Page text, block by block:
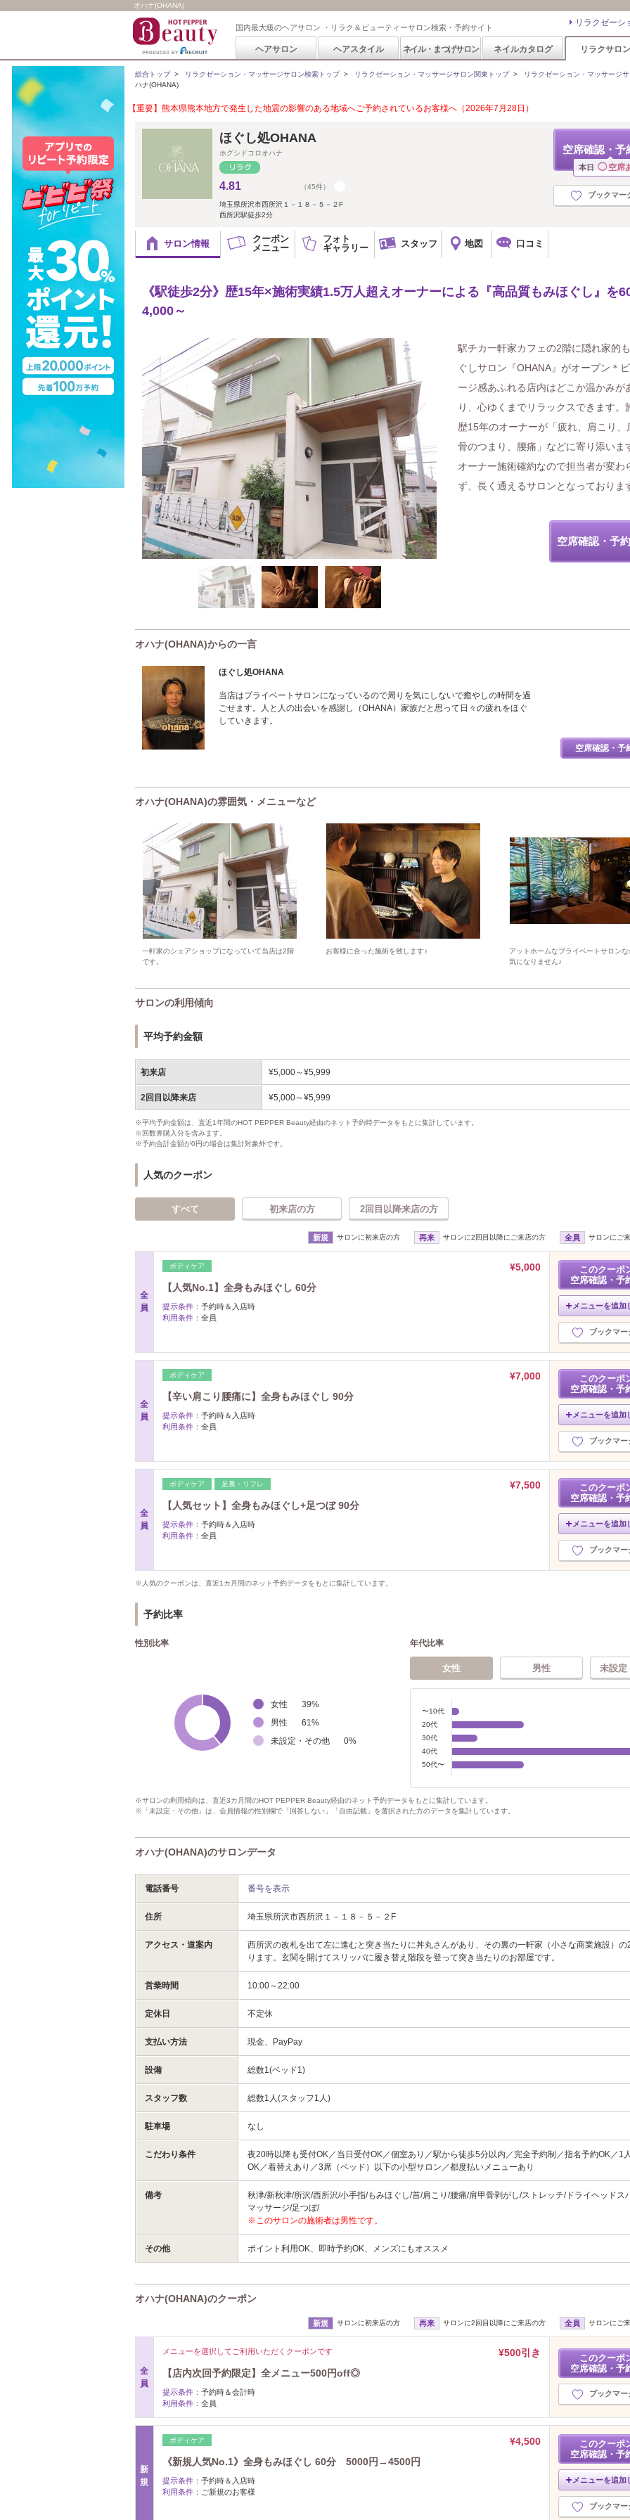
オハナ(OHANA)
国内最大級のヘアサロン ・リラク＆ビューティーサロン検索・予約サイト リラクゼーシ
ヘアサロン ヘアスタイル ネイル・まつげサロン ネイルカタログ リラクサロン
総合トップ> リラクゼーション・マッサージサロン検索トップ> リラクゼーション・マッサージサロン関東トップ>
リラクゼーション・マッサージ
ハナ(OHANA)
【重要】熊本県熊本地方で発生した地震の影響のある地域へご予約されているお客様へ（2026年7月28日）
空席確認・予
本日 ◯ 空席
ブックマー
ほぐし処OHANA
ホグシドコロオハナ
4.81 （45件）
埼玉県所沢市西所沢１－１８－５－２F
西所沢駅徒歩2分
サロン情報
クーポン
メニュー
フォト
ギャラリー
スタッフ 地図 口コミ
《駅徒歩2分》歴15年×施術実績1.5万人超えオーナーによる『高品質もみほぐし』を
4,000～
駅チカ一軒家カフェの2階に隠れ家的
ぐしサロン『OHANA』がオープン＊
ージ感あふれる店内はどこか温かみが
り、心ゆくまでリラックスできます。
歴15年のオーナーが「疲れ、肩こり、
骨のつまり、腰痛」などに寄り添いま
オーナー施術確約なので担当者が変わ
ず、長く通えるサロンとなっておりま
空席確認・予
オハナ(OHANA)からの一言
ほぐし処OHANA
当店はプライベートサロンになっているので周りを気にしないで癒やしの時間を過
ごせます。人と人の出会いを感謝し（OHANA）家族だと思って日々の疲れをほぐ
していきます。
空席確認・予
オハナ(OHANA)の雰囲気・メニューなど
一軒家のシェアショップになっていて当店は2階
です。
お客様に合った施術を致します♪
アットホームなプライベートサロン
気になりません♪
サロンの利用傾向
平均予約金額
初来店 ¥5,000～¥5,999
2回目以降来店 ¥5,000～¥5,999
※平均予約金額は、直近1年間のHOT PEPPER Beauty経由のネット予約時データをもとに集計しています。
※回数券購入分を含みます。
※予約合計金額が0円の場合は集計対象外です。
人気のクーポン
すべて 初来店の方 2回目以降来店の方
新規 サロンに初来店の方 再来 サロンに2回目以降にご来店の方 全員 サロンにご
全
員
ボディケア
¥5,000
【人気No.1】全身もみほぐし 60分
提示条件： 予約時＆入店時
利用条件： 全員
このクーポ
空席確認・予
メニューを追加
ブックマー
全
員
ボディケア
¥7,000
【辛い肩こり腰痛に】全身もみほぐし 90分
提示条件： 予約時＆入店時
利用条件： 全員
このクーポ
空席確認・予
メニューを追加
ブックマー
全
員
ボディケア 足裏・リフレ
¥7,500
【人気セット】全身もみほぐし+足つぼ 90分
提示条件： 予約時＆入店時
利用条件： 全員
このクーポ
空席確認・予
メニューを追加
ブックマー
※人気のクーポンは、直近1カ月間のネット予約データをもとに集計しています。
予約比率
性別比率
女性 39%
男性
61 %
未設定・その他
0%
年代比率
女性 男性 未設定
〜10代
20代
30代
40代
50代〜
※サロンの利用傾向は、直近3カ月間のHOT PEPPER Beauty経由のネット予約データをもとに集計しています。
※「未設定・その他」は、会員情報の性別欄で「回答しない」「自由記載」を選択された方のデータを集計しています。
オハナ(OHANA)のサロンデータ
電話番号 番号を表示
住所 埼玉県所沢市西所沢１－１８－５－２F
アクセス・道案内
西所沢の改札を出て左に進むと突き当たりに丼丸さんがあり、その裏の一軒家（小さな商業施設）の
ります。玄関を開けてスリッパに履き替え階段を登って突き当たりのお部屋です。
営業時間 10:00～22:00
定休日 不定休
支払い方法 現金、PayPay
設備 総数1(ベッド1)
スタッフ数 総数1人(スタッフ1人)
駐車場 なし
こだわり条件
夜20時以降も受付OK／当日受付OK／個室あり／駅から徒歩5分以内／完全予約制／指名予約OK／1
OK／着替えあり／3席（ベッド）以下の小型サロン／都度払いメニューあり
備考
秋津/新秋津/所沢/西所沢/小手指/もみほぐし/首/肩こり/腰痛/肩甲骨剥がし/ストレッチ/ドライヘッドス
マッサージ/足つぼ/
※このサロンの施術者は男性です。
その他 ポイント利用OK、即時予約OK、メンズにもオススメ
オハナ(OHANA)のクーポン
新規 サロンに初来店の方 再来 サロンに2回目以降にご来店の方 全員 サロンにご
全
員
メニューを選択してご利用いただくクーポンです
¥500引き
【店内次回予約限定】全メニュー500円off◎
提示条件： 予約時＆会計時
利用条件： 全員
このクーポ
空席確認・予
ブックマー
新
規
ボディケア
¥4,500
《新規人気No.1》全身もみほぐし 60分 5000円→4500円
提示条件： 予約時＆入店時
利用条件： ご新規のお客様
このクーポ
空席確認・予
メニューを追加
ブックマー